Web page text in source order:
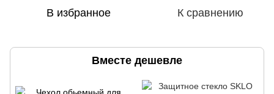
В избранное К сравнению
Вместе дешевле